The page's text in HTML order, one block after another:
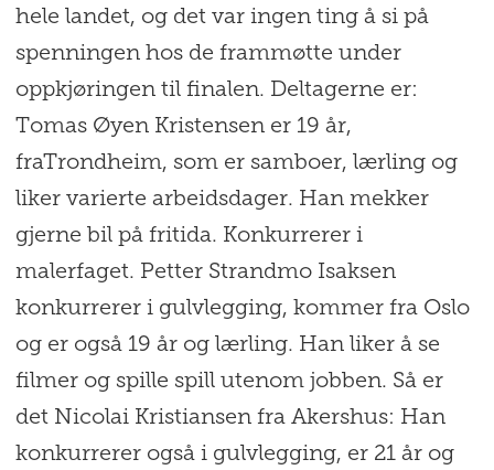
hele landet, og det var ingen ting å si på
spenningen hos de frammøtte under
oppkjøringen til finalen. Deltagerne er:
Tomas Øyen Kristensen er 19 år,
fraTrondheim, som er samboer, lærling og
liker varierte arbeidsdager. Han mekker
gjerne bil på fritida. Konkurrerer i
malerfaget. Petter Strandmo Isaksen
konkurrerer i gulvlegging, kommer fra Oslo
og er også 19 år og lærling. Han liker å se
filmer og spille spill utenom jobben. Så er
det Nicolai Kristiansen fra Akershus: Han
konkurrerer også i gulvlegging, er 21 år og